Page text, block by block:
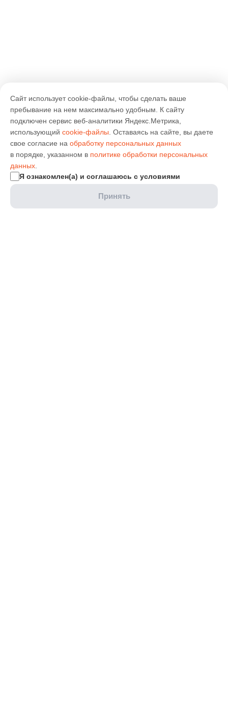
Сайт использует cookie-файлы, чтобы сделать ваше
пребывание на нем максимально удобным. К cайту
подключен сервис веб-аналитики Яндекс.Метрика,
использующий cookie-файлы . Оставаясь на сайте, вы даете
свое согласие на обработку персональных данных
в порядке, указанном в политике обработки персональных
данных
Я ознакомлен(а) и соглашаюсь с условиями
Принять